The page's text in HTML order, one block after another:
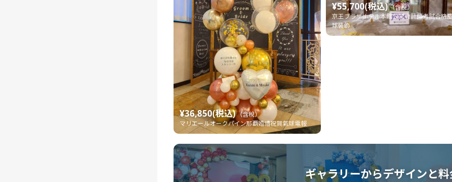
¥36,850(税込)（含稅）
マリエールオークパイン那覇婚禮祝賀氣球電報
¥55,700(税込)（含稅）
京王プラザホテル本館公認會計師考試合格
球裝飾
ギャラリーからデザインと